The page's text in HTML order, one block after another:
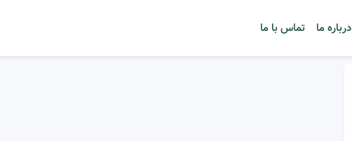
درباره ما تماس با ما